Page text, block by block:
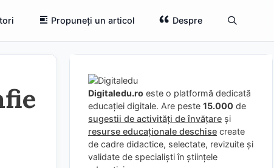
Propuneți un articol Despre
Digitaledu.ro este o platformă dedicată
educației digitale. Are peste 15.000 de
sugestii de activități de învățare și
resurse educaționale deschise create
de cadre didactice, selectate, revizuite și
validate de specialiști în științele